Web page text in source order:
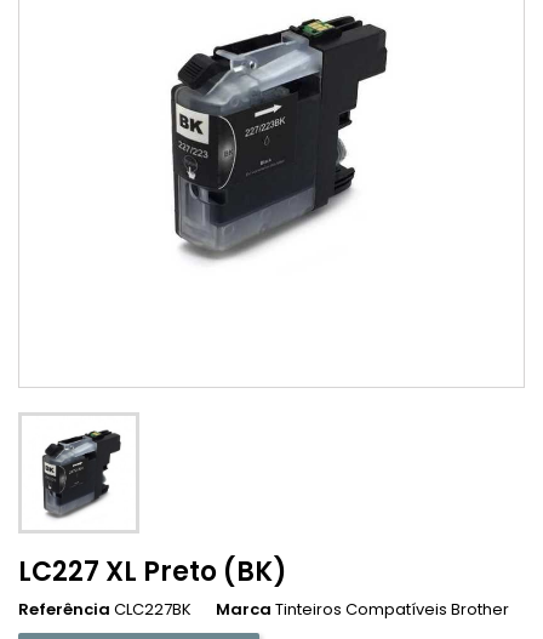
LC227 XL Preto (BK)
Referência CLC227BK Marca Tinteiros Compatíveis Brother